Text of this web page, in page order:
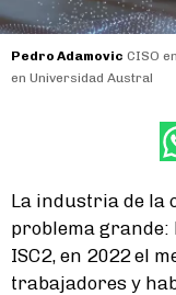
Pedro Adamovic CISO
en Universidad Austral
La industria de la
problema grande:
ISC2, en 2022 el
trabajadores y